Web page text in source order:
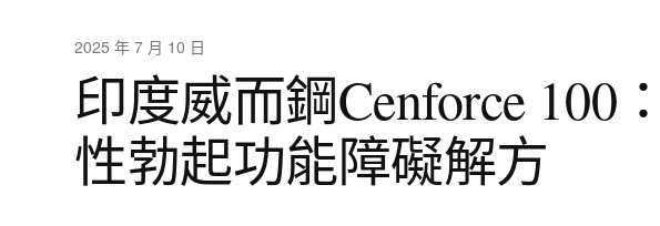
2025 年 7 月 10 日
印度威而鋼Cenforce 100
性勃起功能障礙解方